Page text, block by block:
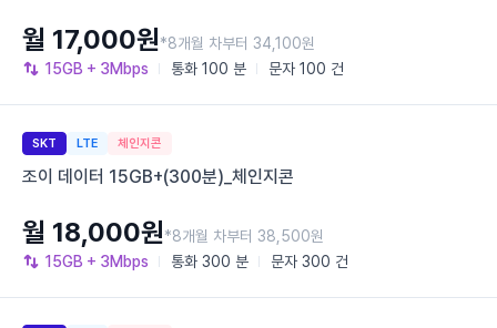
15GB + 3Mbps 통화 100 분 문자 100 건
월 17,000원*8개월 차부터 34,100원
SKT LTE 체인지콘
조이 데이터 15GB+(300분)_체인지콘
15GB + 3Mbps 통화 300 분 문자 300 건
월 18,000원*8개월 차부터 38,500원